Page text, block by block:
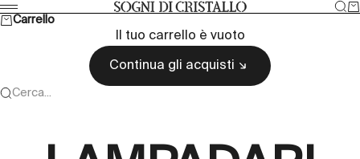
Vai al contenuto Sogni di cristallo
Menù
Carrello
Il tuo carrello è vuoto
Continua gli acquisti
Cerca...